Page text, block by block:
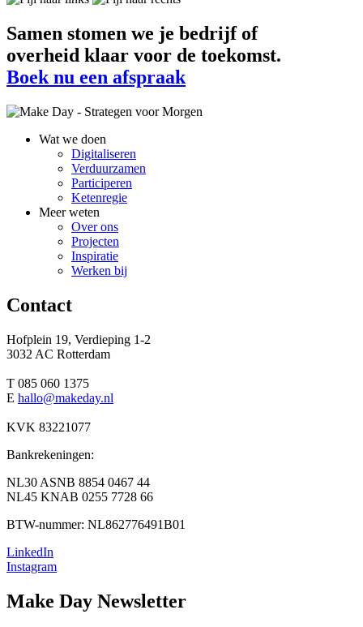
Samen stomen we je bedrijf of
overheid klaar voor de toekomst.
Boek nu een afspraak
Footer
Wat we doen
Digitaliseren
Verduurzamen
Participeren
Ketenregie
Meer weten
Over ons
Projecten
Inspiratie
Werken bij
Contact
Hofplein 19, Verdieping 1-2
3032 AC Rotterdam
T 085 060 1375
E hallo@makeday.nl
KVK 83221077
Bankrekeningen:
NL30 ASNB 8854 0467 44
NL45 KNAB 0255 7728 66
BTW-nummer: NL862776491B01
LinkedIn
Instagram
Make Day Newsletter